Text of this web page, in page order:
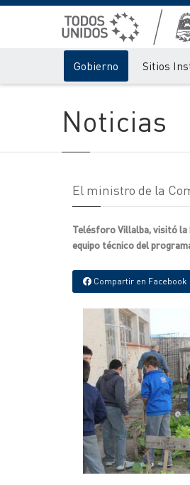
Gobierno Sitios
Noticias
El ministro de la
Telésforo Villalba, visitó la
equipo técnico del
Compartir en Facebook